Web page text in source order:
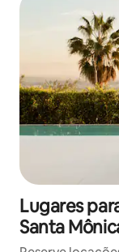
Lugares
Santa